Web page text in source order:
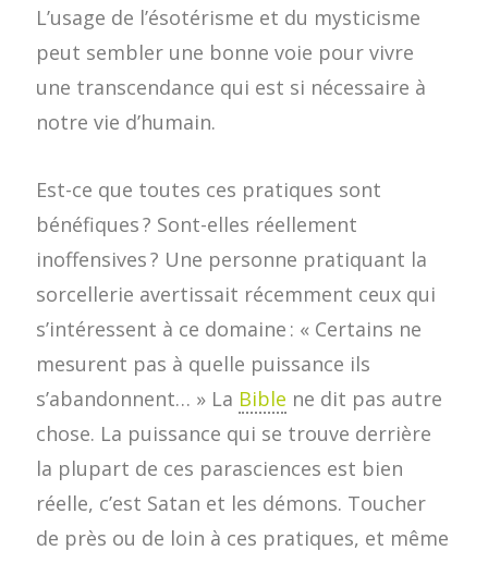
L’usage de l’ésotérisme et du mysticisme
peut sembler une bonne voie pour vivre
une transcendance qui est si nécessaire à
notre vie d’humain.
Est-ce que toutes ces pratiques sont
bénéfiques ? Sont-elles réellement
inoffensives ? Une personne pratiquant la
sorcellerie avertissait récemment ceux qui
s’intéressent à ce domaine : « Certains ne
mesurent pas à quelle puissance ils
s’abandonnent… » La Bible ne dit pas autre
chose. La puissance qui se trouve derrière
la plupart de ces parasciences est bien
réelle, c’est Satan et les démons. Toucher
de près ou de loin à ces pratiques, et même